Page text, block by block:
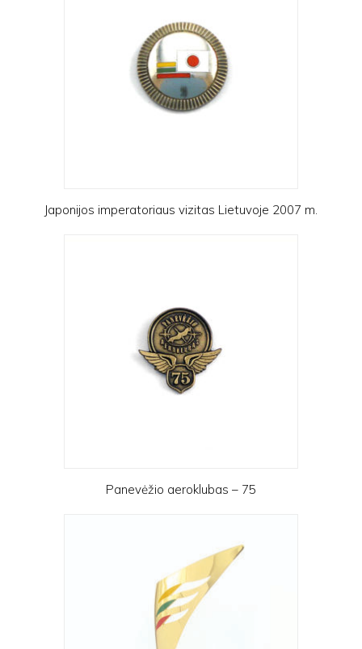
Japonijos imperatoriaus vizitas Lietuvoje 2007 m.
Panevėžio aeroklubas – 75